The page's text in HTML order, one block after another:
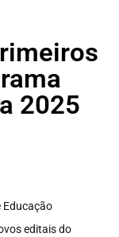
2025
Educação
editais do